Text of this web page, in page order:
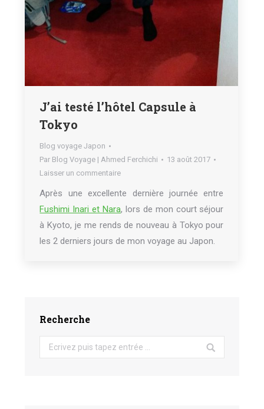
J’ai testé l’hôtel Capsule à
Tokyo
Blog voyage Japon
Par Blog Voyage | Ahmed Ferchichi
13 août 2017
Laisser un commentaire
Après une excellente dernière journée entre
Fushimi Inari et Nara, lors de mon court séjour
à Kyoto, je me rends de nouveau à Tokyo pour
les 2 derniers jours de mon voyage au Japon.
Recherche
Search: